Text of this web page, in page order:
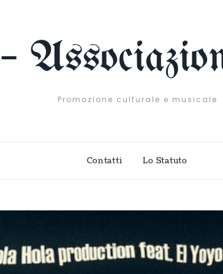
Promozione culturale e musicale
Contatti Lo Statuto